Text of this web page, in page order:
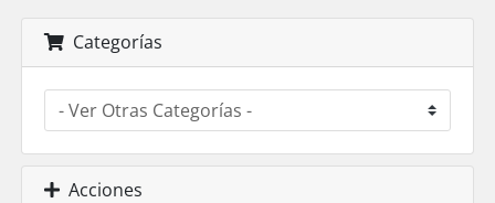
Categorías
Acciones